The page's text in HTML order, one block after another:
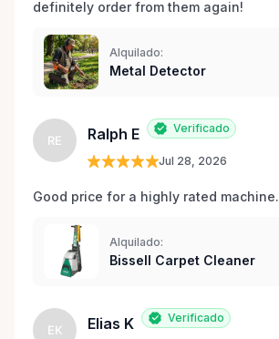
definitely order from them again!
Alquilado:
Metal Detector
RE Ralph E Verificado
Jul 28, 2026
Good price for a highly rated machine.
Alquilado:
Bissell Carpet Cleaner
EK Elias K Verificado